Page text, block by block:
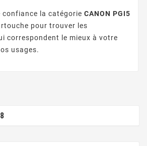
confiance la catégorie CANON PGI5
pour trouver les
correspondent le mieux à votre
usages.